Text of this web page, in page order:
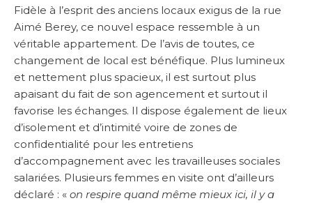
Fidèle à l’esprit des anciens locaux exigus de la rue
Aimé Berey, ce nouvel espace ressemble à un
véritable appartement. De l’avis de toutes, ce
changement de local est bénéfique. Plus lumineux
et nettement plus spacieux, il est surtout plus
apaisant du fait de son agencement et surtout il
favorise les échanges. Il dispose également de lieux
d’isolement et d’intimité voire de zones de
confidentialité pour les entretiens
d’accompagnement avec les travailleuses sociales
salariées. Plusieurs femmes en visite ont d’ailleurs
déclaré : « on respire quand même mieux ici, il y a